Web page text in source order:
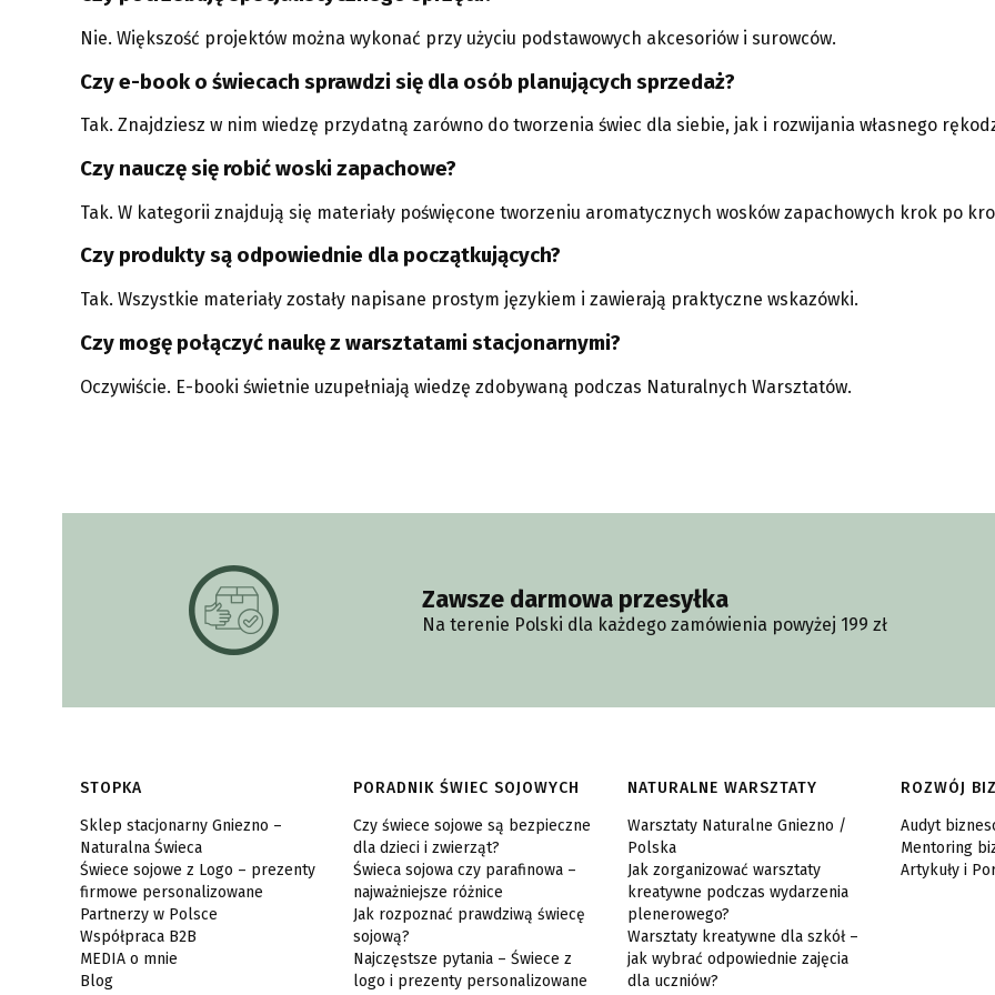
Nie. Większość projektów można wykonać przy użyciu podstawowych akcesoriów i surowców.
Czy e-book o świecach sprawdzi się dla osób planujących sprzedaż?
Tak. Znajdziesz w nim wiedzę przydatną zarówno do tworzenia świec dla siebie, jak i rozwijania własnego
Czy nauczę się robić woski zapachowe?
Tak. W kategorii znajdują się materiały poświęcone tworzeniu aromatycznych wosków zapachowych krok po
Czy produkty są odpowiednie dla początkujących?
Tak. Wszystkie materiały zostały napisane prostym językiem i zawierają praktyczne wskazówki.
Czy mogę połączyć naukę z warsztatami stacjonarnymi?
Oczywiście. E-booki świetnie uzupełniają wiedzę zdobywaną podczas Naturalnych Warsztatów.
Zawsze darmowa przesyłka
Na terenie Polski dla każdego zamówienia powyżej 199 zł
Linki w stopce
STOPKA
Sklep stacjonarny Gniezno –
Naturalna Świeca
Świece sojowe z Logo – prezenty
firmowe personalizowane
Partnerzy w Polsce
Współpraca B2B
MEDIA o mnie
Blog
PORADNIK ŚWIEC SOJOWYCH
Czy świece sojowe są bezpieczne
dla dzieci i zwierząt?
Świeca sojowa czy parafinowa –
najważniejsze różnice
Jak rozpoznać prawdziwą świecę
sojową?
Najczęstsze pytania – Świece z
logo i prezenty personalizowane
NATURALNE WARSZTATY
Warsztaty Naturalne Gniezno /
Polska
Jak zorganizować warsztaty
kreatywne podczas wydarzenia
plenerowego?
Warsztaty kreatywne dla szkół –
jak wybrać odpowiednie zajęcia
dla uczniów?
ROZWÓJ
Audyt
Mentoring
Artykuły i